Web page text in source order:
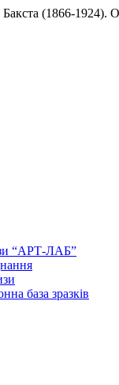
(1866-1924).
“АРТ-ЛАБ”
база зразків